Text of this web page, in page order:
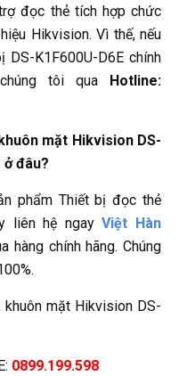
đọc thẻ tích hợp chức
Hikvision. Vì thế, nếu
K1F600U-D6E chính
tôi qua
Hotline:
mặt Hikvision DS-
ở đâu?
phẩm Thiết bị đọc thẻ
liên hệ ngayViệt Hàn
hàng chính hãng. Chúng
mặt Hikvision DS-
0899.199.598